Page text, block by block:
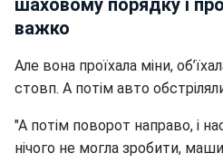
шаховому порядку і
важко
Але вона проїхала міни,
стовп. А потім авто
"А потім поворот направо, і
нічого не могла зробити,